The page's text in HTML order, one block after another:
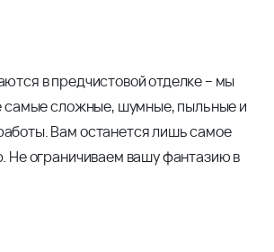
в предчистовой отделке – мы
самые сложные, шумные, пыльные и
Вам останется лишь самое
Не ограничиваем вашу фантазию в